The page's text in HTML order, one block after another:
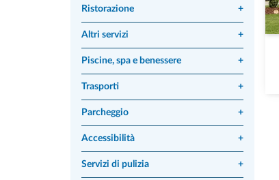
Ristorazione +
Altri servizi +
Piscine, spa e benessere +
Trasporti +
Parcheggio +
Accessibilità +
Servizi di pulizia +